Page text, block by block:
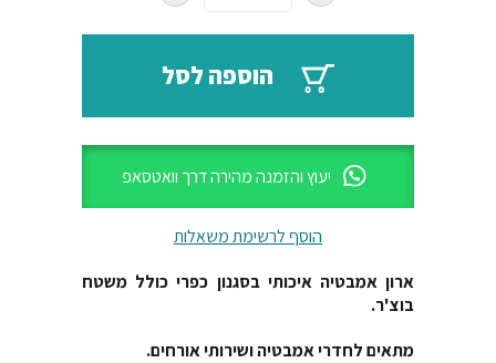
הוספה לסל
יעוץ והזמנה מהירה דרך וואטסאפ
הוסף לרשימת משאלות
ארון אמבטיה איכותי בסגנון כפרי כולל משטח
בוצ'ר.
מתאים לחדרי אמבטיה ושירותי אורחים.